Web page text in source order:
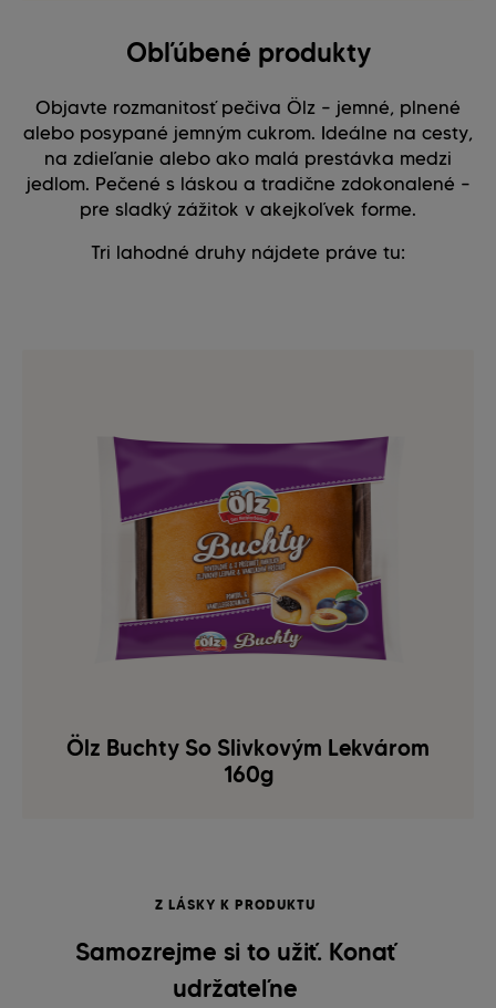
Obľúbené produkty
Objavte rozmanitosť pečiva Ölz – jemné, plnené
alebo posypané jemným cukrom. Ideálne na cesty,
na zdieľanie alebo ako malá prestávka medzi
jedlom. Pečené s láskou a tradične zdokonalené –
pre sladký zážitok v akejkoľvek forme.
Tri lahodné druhy nájdete práve tu:
Ölz Buchty So Slivkovým Lekvárom
160g
Z LÁSKY K PRODUKTU
Samozrejme si to užiť. Konať
udržateľne